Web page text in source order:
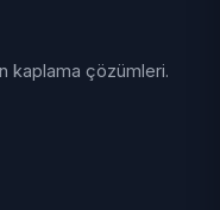
kaplama çözümleri.